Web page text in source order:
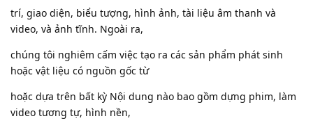
trí, giao diện, biểu tượng, hình ảnh, tài liệu âm thanh và
video, và ảnh tĩnh. Ngoài ra,
chúng tôi nghiêm cấm việc tạo ra các sản phẩm phát sinh
hoặc vật liệu có nguồn gốc từ
hoặc dựa trên bất kỳ Nội dung nào bao gồm dựng phim, làm
video tương tự, hình nền,